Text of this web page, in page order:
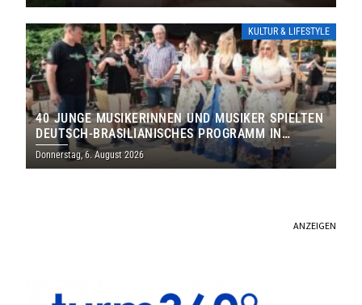
KULTUR & LIFESTYLE
40 JUNGE MUSIKERINNEN UND MUSIKER SPIELTEN
DEUTSCH-BRASILIANISCHES PROGRAMM IN
THOLEY
Donnerstag, 6. August 2026
ANZEIGEN